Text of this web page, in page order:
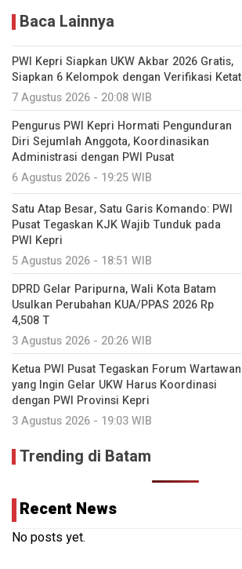
Baca Lainnya
PWI Kepri Siapkan UKW Akbar 2026 Gratis,
Siapkan 6 Kelompok dengan Verifikasi Ketat
7 Agustus 2026 - 20:08 WIB
Pengurus PWI Kepri Hormati Pengunduran
Diri Sejumlah Anggota, Koordinasikan
Administrasi dengan PWI Pusat
6 Agustus 2026 - 19:25 WIB
Satu Atap Besar, Satu Garis Komando: PWI
Pusat Tegaskan KJK Wajib Tunduk pada
PWI Kepri
5 Agustus 2026 - 18:51 WIB
DPRD Gelar Paripurna, Wali Kota Batam
Usulkan Perubahan KUA/PPAS 2026 Rp
4,508 T
3 Agustus 2026 - 20:26 WIB
Ketua PWI Pusat Tegaskan Forum Wartawan
yang Ingin Gelar UKW Harus Koordinasi
dengan PWI Provinsi Kepri
3 Agustus 2026 - 19:03 WIB
Trending di Batam
Recent News
No posts yet.